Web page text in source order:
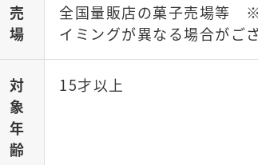
売
場
全国量販店の菓子売場等
イミングが異なる場合がござ
対
象
年
齢
15才以上